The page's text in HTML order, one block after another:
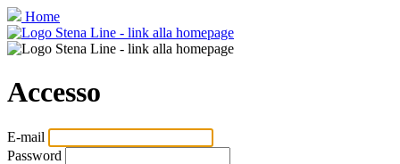
Home
Accesso
E‑mail
Password